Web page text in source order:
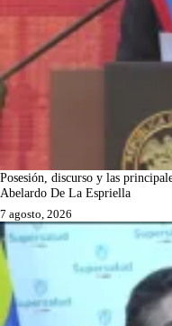
Posesión, discurso y las
Abelardo De La Espriella
7 agosto, 2026